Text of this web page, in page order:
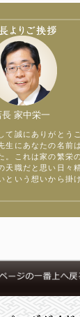
長 家中栄一
て誠にありがとう
生にあなたの名前
。これは家の繁栄
天職だと思い日々
という想いから掛